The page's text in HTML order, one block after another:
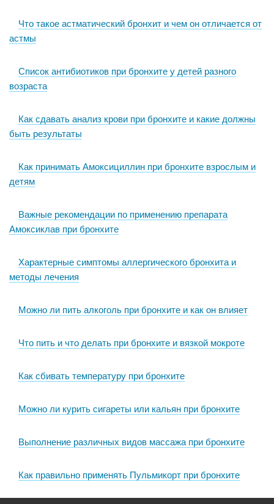
Что такое астматический бронхит и чем он отличается от
астмы
Список антибиотиков при бронхите у детей разного
возраста
Как сдавать анализ крови при бронхите и какие должны
быть результаты
Как принимать Амоксициллин при бронхите взрослым и
детям
Важные рекомендации по применению препарата
Амоксиклав при бронхите
Характерные симптомы аллергического бронхита и
методы лечения
Можно ли пить алкоголь при бронхите и как он влияет
Что пить и что делать при бронхите и вязкой мокроте
Как сбивать температуру при бронхите
Можно ли курить сигареты или кальян при бронхите
Выполнение различных видов массажа при бронхите
Как правильно применять Пульмикорт при бронхите